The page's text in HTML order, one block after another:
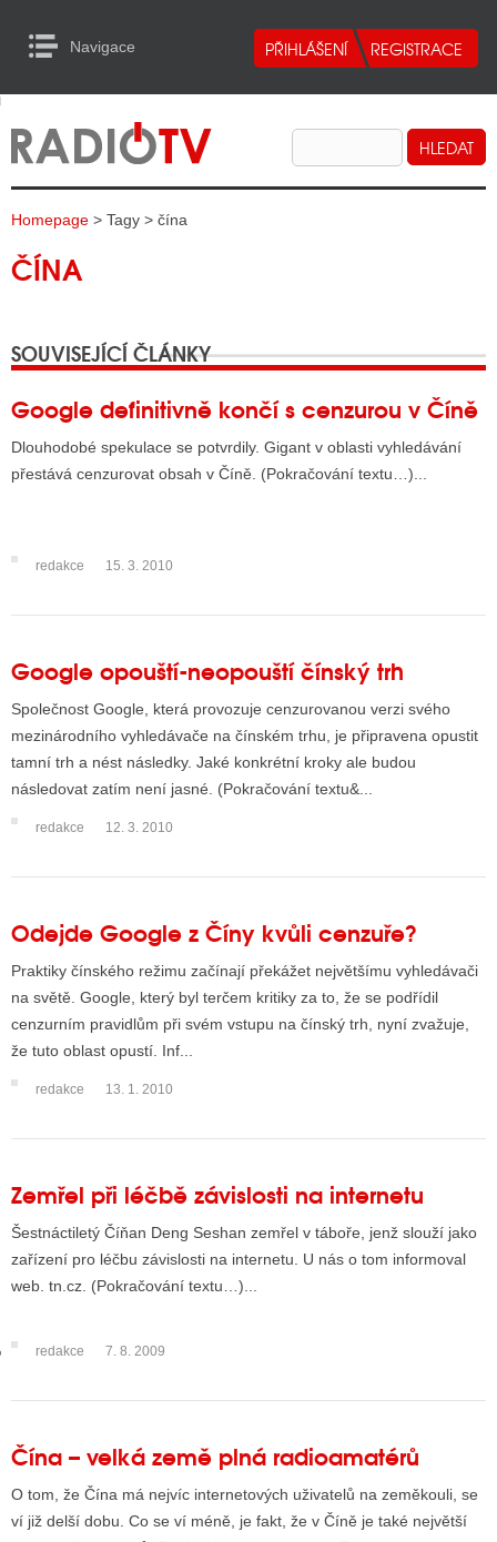
Navigace
RADIA
TELEVIZE
INTERNET
TISK
RADIA
RÁDIÍ
VYSÍLAČE
TELEVIZE
TELEVIZÍ
INTERNET
RÁDIA
STRÁNKY RÁDIÍ
DISKUTÉRA NA RADIOTV
to Content
Homepage > Tagy > čína
ČÍNA
SOUVISEJÍCÍ ČLÁNKY
Google definitivně končí s cenzurou v Číně
Dlouhodobé spekulace se potvrdily. Gigant v oblasti vyhledávání
přestává cenzurovat obsah v Číně. (Pokračování textu…)...
redakce 15. 3. 2010
Google opouští-neopouští čínský trh
Společnost Google, která provozuje cenzurovanou verzi svého
mezinárodního vyhledávače na čínském trhu, je připravena opustit
tamní trh a nést následky. Jaké konkrétní kroky ale budou
následovat zatím není jasné. (Pokračování textu&...
redakce 12. 3. 2010
Odejde Google z Číny kvůli cenzuře?
Praktiky čínského režimu začínají překážet největšímu vyhledávači
na světě. Google, který byl terčem kritiky za to, že se podřídil
cenzurním pravidlům při svém vstupu na čínský trh, nyní zvažuje,
že tuto oblast opustí. Inf...
redakce 13. 1. 2010
Zemřel při léčbě závislosti na internetu
Šestnáctiletý Číňan Deng Seshan zemřel v táboře, jenž slouží jako
zařízení pro léčbu závislosti na internetu. U nás o tom informoval
web. tn.cz. (Pokračování textu…)...
redakce 7. 8. 2009
Čína – velká země plná radioamatérů
O tom, že Čína má nejvíc internetových uživatelů na zeměkouli, se
ví již delší dobu. Co se ví méně, je fakt, že v Číně je také největší